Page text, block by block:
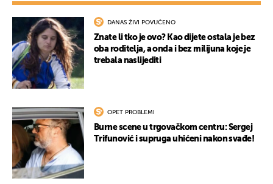
DANAS ŽIVI POVUČENO
Znate li tko je ovo? Kao dijete ostala je bez
oba roditelja, a onda i bez milijuna koje je
trebala naslijediti
OPET PROBLEMI
Burne scene u trgovačkom centru: Sergej
Trifunović i supruga uhićeni nakon svađe!